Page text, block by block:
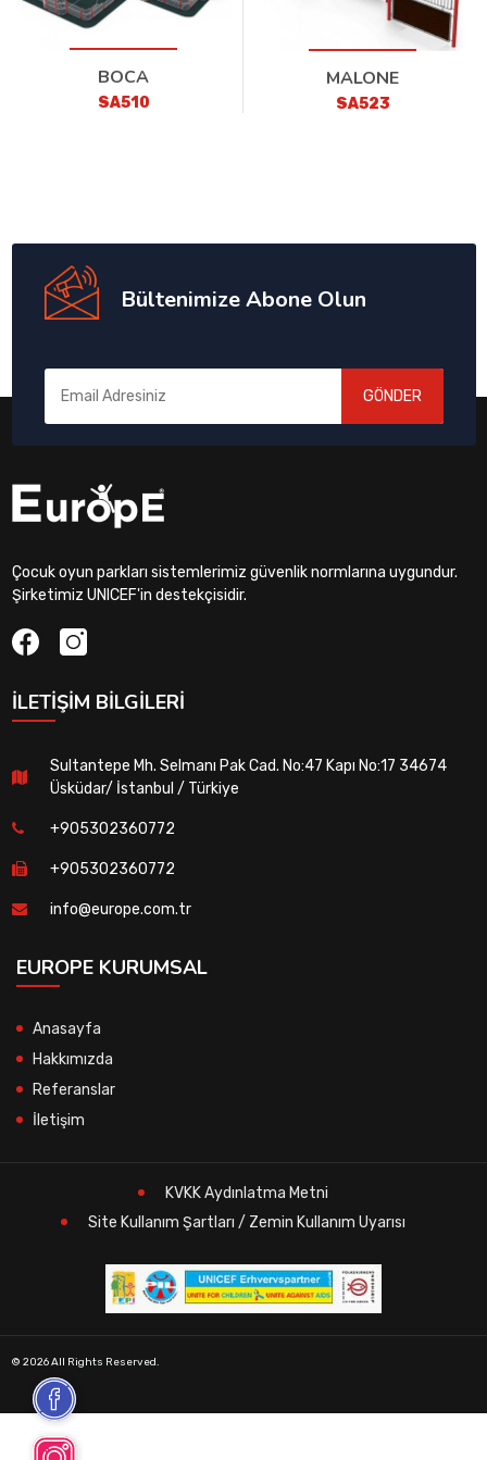
BOCA
SA510
MALONE
SA523
Bültenimize Abone Olun
GÖNDER
Çocuk oyun parkları sistemlerimiz güvenlik normlarına uygundur.
Şirketimiz UNICEF'in destekçisidir.
İLETIŞIM BILGILERI
Sultantepe Mh. Selmanı Pak Cad. No:47 Kapı No:17 34674
Üsküdar/ İstanbul / Türkiye
+905302360772
+905302360772
info@europe.com.tr
EUROPE KURUMSAL
Anasayfa
Hakkımızda
Referanslar
İletişim
KVKK Aydınlatma Metni
Site Kullanım Şartları / Zemin Kullanım Uyarısı
© 2026 All Rights Reserved.